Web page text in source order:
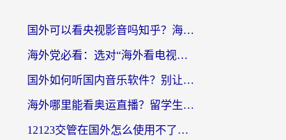
国外可以看央视影音吗知乎？海外党亲测有效的回国加速方案
海外党必看：选对“海外看电视剧软件”，再也不用愁国内剧刷不了
国外如何听国内音乐软件？别让地域限制，断了你的中文歌单
海外哪里能看奥运直播？留学生&海外华人必看的体育赛事观赛终极指南
12123交管在国外怎么使用不了？海外华人必看的无缝访问国内资源指南